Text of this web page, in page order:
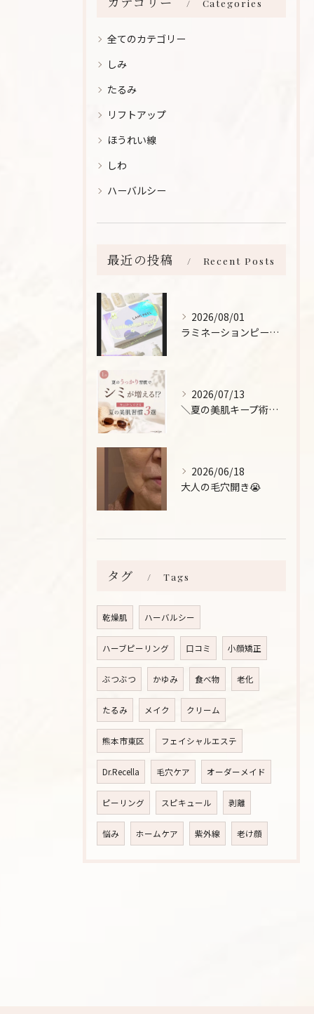
Categories
全てのカテゴリー
しみ
たるみ
リフトアップ
ほうれい線
しわ
ハーバルシー
最近の投稿 Recent Posts
2026/08/01
ラミネーションピールとは、
2026/07/13
＼夏の美肌キープ術をご紹介！/
2026/06/18
大人の毛穴開き😭
タグ Tags
乾燥肌 ハーバルシー
ハーブピーリング 口コミ 小顔矯正
ぶつぶつ かゆみ 食べ物 老化
たるみ メイク クリーム
熊本市東区 フェイシャルエステ
Dr.Recella 毛穴ケア オーダーメイド
ピーリング スピキュール 剥離
悩み ホームケア 紫外線 老け顔